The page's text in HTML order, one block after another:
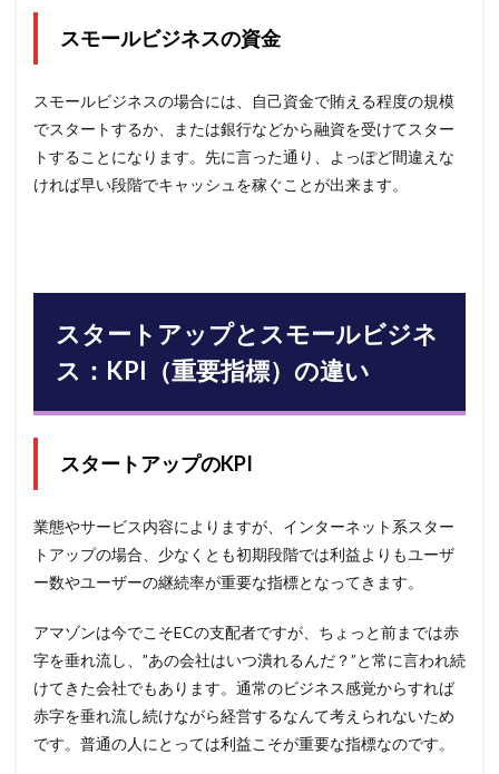
スモールビジネスの資金
スモールビジネスの場合には、自己資金で賄える程度の規模
でスタートするか、または銀行などから融資を受けてスター
トすることになります。先に言った通り、よっぽど間違えな
ければ早い段階でキャッシュを稼ぐことが出来ます。
スタートアップとスモールビジネ
ス：KPI（重要指標）の違い
スタートアップのKPI
業態やサービス内容によりますが、インターネット系スター
トアップの場合、少なくとも初期段階では利益よりもユーザ
ー数やユーザーの継続率が重要な指標となってきます。
アマゾンは今でこそECの支配者ですが、ちょっと前までは赤
字を垂れ流し、”あの会社はいつ潰れるんだ？”と常に言われ続
けてきた会社でもあります。通常のビジネス感覚からすれば
赤字を垂れ流し続けながら経営するなんて考えられないため
です。普通の人にとっては利益こそが重要な指標なのです。